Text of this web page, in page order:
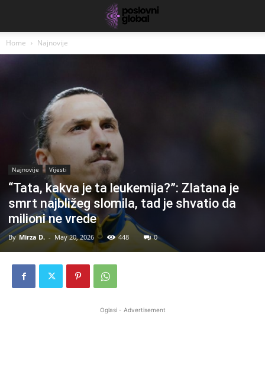
Home Najnovije
Najnovije Vijesti
“Tata, kakva je ta leukemija?”: Zlatana je
smrt najbližeg slomila, tad je shvatio da
milioni ne vrede
By Mirza D. - May 20, 2026 448 0
Oglasi - Advertisement